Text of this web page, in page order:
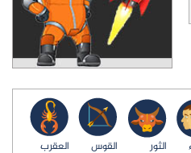
الثور القوس العقرب